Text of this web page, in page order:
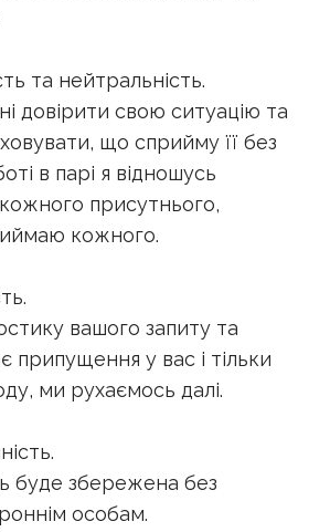
та нейтральність.
довірити свою ситуацію та
що сприйму її без
в парі я відношусь
присутнього,
кожного.
вашого запиту та
припущення у вас і тільки
ми рухаємось далі.
буде збережена без
особам.